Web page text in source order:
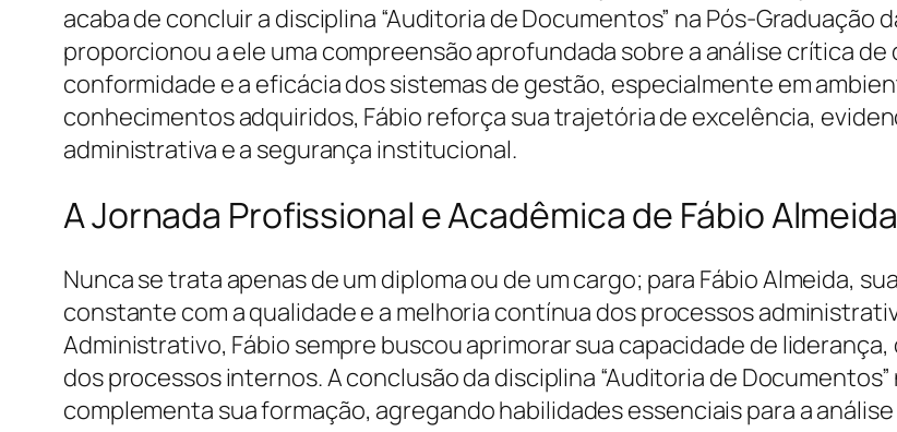
acaba de concluir a disciplina “Auditoria de Documentos” na Pós-Graduação
proporcionou a ele uma compreensão aprofundada sobre a análise crítica
conformidade e a eficácia dos sistemas de gestão, especialmente em
conhecimentos adquiridos, Fábio reforça sua trajetória de excelência,
administrativa e a segurança institucional.
A Jornada Profissional e Acadêmica de Fábio Almeida
Nunca se trata apenas de um diploma ou de um cargo; para Fábio Almeida,
constante com a qualidade e a melhoria contínua dos processos
Administrativo, Fábio sempre buscou aprimorar sua capacidade de
dos processos internos. A conclusão da disciplina “Auditoria de
complementa sua formação, agregando habilidades essenciais para a